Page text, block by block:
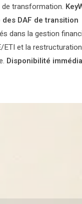
transformation.
DAF de transition
dans la gestion
ETI et la restructuration
Disponibilité